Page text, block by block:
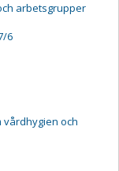
arbetsgrupper
6
vårdhygien och